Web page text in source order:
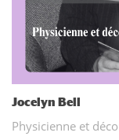
Jocelyn Bell
Physicienne et